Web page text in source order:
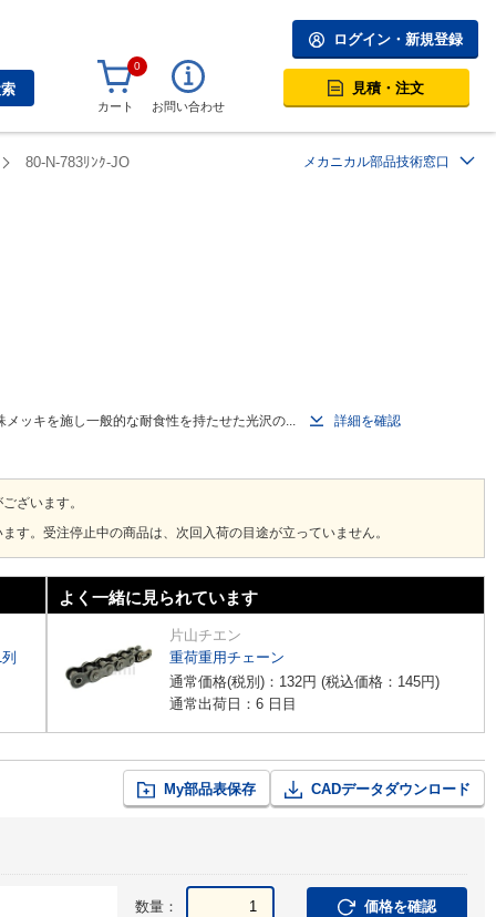
ログイン・新規登録
0
カート お問い合わせ
見積・注文
80-N-783ﾘﾝｸ-JO メカニカル部品技術窓口
ッキを施し一般的な耐食性を持たせた光沢の... 詳細を確認
ざいます。
す。受注停止中の商品は、次回入荷の目途が立っていません。
よく一緒に見られています
片山チエン
重荷重用チェーン
通常価格(税別)： 132円 (税込価格： 145円)
通常出荷日：6 日目
My部品表保存 CADデータダウンロード
数量： 価格を確認